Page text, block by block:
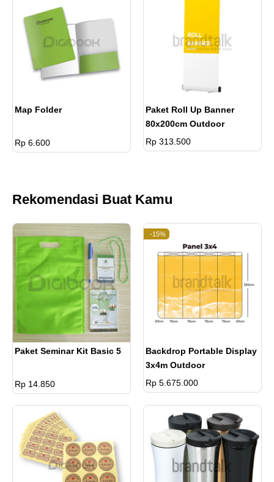
Map Folder
Rp 6.600
Paket Roll Up Banner
80x200cm Outdoor
Rp 313.500
Rekomendasi Buat Kamu
Paket Seminar Kit Basic 5
Rp 14.850
-15%
Backdrop Portable Display
3x4m Outdoor
Rp 5.675.000